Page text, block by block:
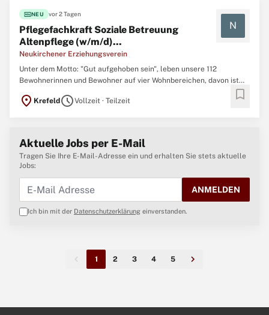
fiber_newNEU vor 2 Tagen
Pflegefachkraft Soziale Betreuung
Altenpflege (w/m/d)...
Neukirchener Erziehungsverein
N
Unter dem Motto: "Gut aufgehoben sein", leben unsere 112
Bewohnerinnen und Bewohner auf vier Wohnbereichen, davon ist
ein Wohnbereich gerontopsychiatrisch ausgerichtet. Wir versorgen
Menschen mit pflegerischen Hilfebedarf ab 18 Jahren und bieten
location_on Krefeld scheduleVollzeit · Teilzeit bookmark
Aktuelle Jobs per E-Mail
Tragen Sie Ihre E-Mail-Adresse ein und erhalten Sie stets aktuelle
Jobs:
ANMELDEN
Ich bin mit der Datenschutzerklärung einverstanden.
1 2 3 4 5